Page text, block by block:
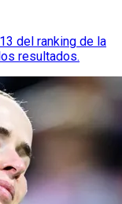
del ranking de la
resultados.